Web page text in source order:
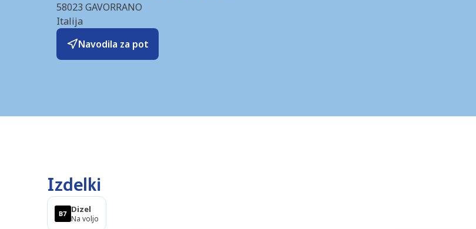
58023 GAVORRANO
Italija
Navodila za pot
Izdelki
Dizel
Na voljo